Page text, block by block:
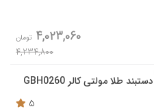
4,023,060 تومان
4,234,800
دستبند طلا مولتی کالر GBH0260
5